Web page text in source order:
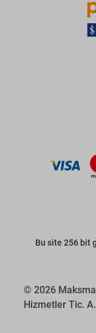
Bu site 256 bit
© 2026
Hizmetler Tic.